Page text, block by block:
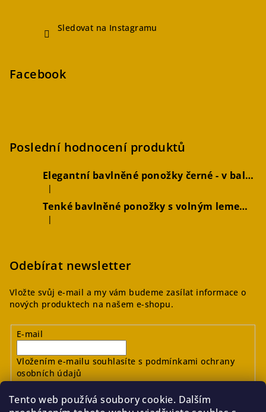
Tento web používá soubory cookie. Dalším
Sledovat na Instagramu
Facebook
Poslední hodnocení produktů
Elegantní bavlněné ponožky černé - v balení 2 párů
Hodnocení produktu je 5 z 5 hvězdiček.
|
Tenké bavlněné ponožky s volným lemem hořčicové, 2 páry
Hodnocení produktu je 4 z 5 hvězdiček.
|
Odebírat newsletter
Vložte svůj e-mail a my vám budeme zasílat informace o
nových produktech na našem e-shopu.
E-mail
Vložením e-mailu souhlasíte s podmínkami ochrany
osobních údajů
Přihlásit se